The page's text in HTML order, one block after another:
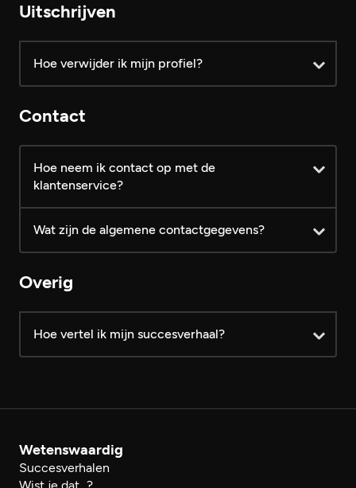
herroeping
Uitschrijven
Hoe verwijder ik mijn profiel?
Contact
Hoe neem ik contact op met de
klantenservice?
log dan eerst in
Wat zijn de algemene contactgegevens?
Overig
Hoe vertel ik mijn succesverhaal?
Wetenswaardig
Succesverhalen